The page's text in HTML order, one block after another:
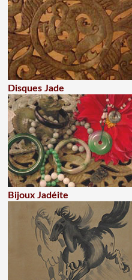
Disques Jade
Bijoux Jadéite